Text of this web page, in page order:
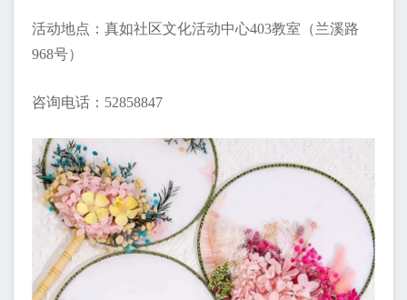
活动地点：真如社区文化活动中心403教室（兰溪路
968号）
咨询电话：52858847